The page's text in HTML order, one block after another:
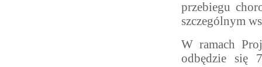
przebiegu
szczególnym
W ramach
odbędzie się